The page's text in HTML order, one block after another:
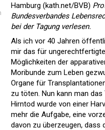
Hamburg (kath.net/BVB)
Bundesverbandes
bei der Tagung verlesen.
Als ich vor 40 Jahren
mir das für
Möglichkeiten der
Moribunde zum Leben
Organe für
zu töten. Nun kann man
Hirntod wurde von einer
mehr die Aufgabe, eine
davon zu überzeugen, dass